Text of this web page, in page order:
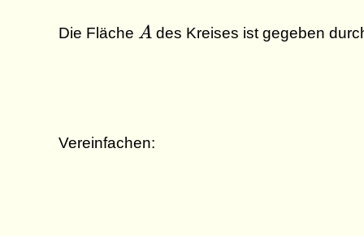
Die Fläche A
A des Kreises ist gegeben
Vereinfachen: